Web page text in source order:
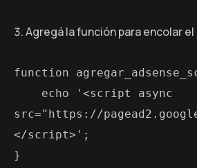
Agregá la función para encolar
function
src="https://
</script>';
}